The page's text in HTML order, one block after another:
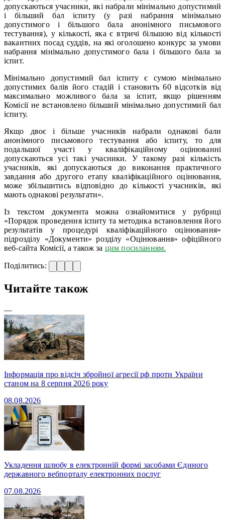
допускаються учасники, які набрали мінімально допустимий
і більший бал іспиту (у разі набрання мінімально
допустимого і більшого бала анонімного письмового
тестування), у кількості, яка є втричі більшою від кількості
вакантних посад суддів, на які оголошено конкурс за умови
набрання мінімально допустимого бала і більшого бала за
іспит.
Мінімально допустимий бал іспиту є сумою мінімально
допустимих балів його стадій і становить 60 відсотків від
максимально можливого бала за іспит, якщо рішенням
Комісії не встановлено більший мінімально допустимий бал
іспиту.
Якщо двоє і більше учасників набрали однакові бали
анонімного письмового тестування або іспиту, то для
подальшої участі у кваліфікаційному оцінюванні
допускаються усі такі учасники. У такому разі кількість
учасників, які допускаються до виконання практичного
завдання або другого етапу кваліфікаційного оцінювання,
може збільшитись відповідно до кількості учасників, які
мають однакові результати».
Із текстом документа можна ознайомитися у рубриці
«Порядок проведення іспиту та методика встановлення його
результатів у процедурі кваліфікаційного оцінювання»
підрозділу «Документи» розділу «Оцінювання» офіційного
веб-сайта Комісії, а також за цим посиланням.
Поділитись:
Читайте також
—
Інформація про відсіч збройної агресії рф проти України
станом на 8 серпня 2026 року
08.08.2026
Укладення шлюбу в електронній формі засобами Єдиного
державного вебпорталу електронних послуг
07.08.2026